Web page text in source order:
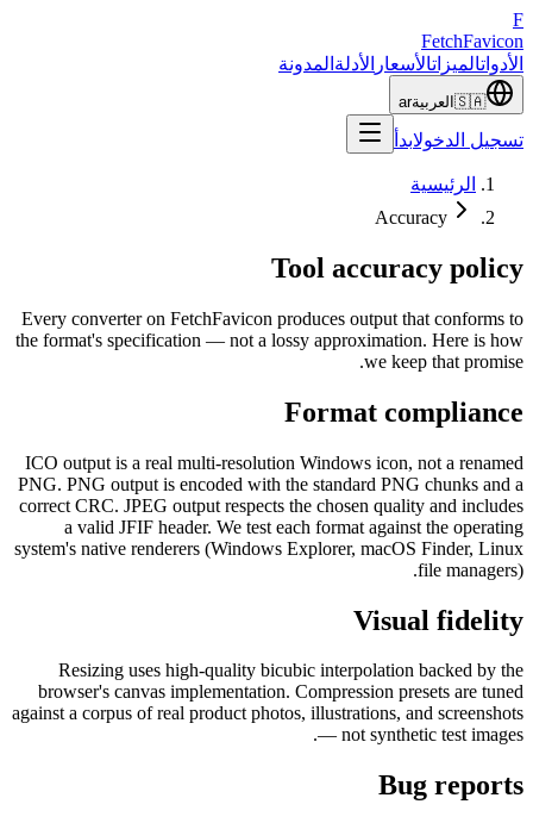
F
FetchFavicon
الأدواتالميزاتالأسعار الأدلة المدونة
🇸🇦 العربيةar
تسجيل الدخولابدأ
الرئيسية
Accuracy
Tool accuracy policy
Every converter on FetchFavicon produces output that conforms to
the format's specification — not a lossy approximation. Here is how
we keep that promise.
Format compliance
ICO output is a real multi-resolution Windows icon, not a renamed
PNG. PNG output is encoded with the standard PNG chunks and a
correct CRC. JPEG output respects the chosen quality and includes
a valid JFIF header. We test each format against the operating
system's native renderers (Windows Explorer, macOS Finder, Linux
file managers).
Visual fidelity
Resizing uses high-quality bicubic interpolation backed by the
browser's canvas implementation. Compression presets are tuned
against a corpus of real product photos, illustrations, and screenshots
— not synthetic test images.
Bug reports